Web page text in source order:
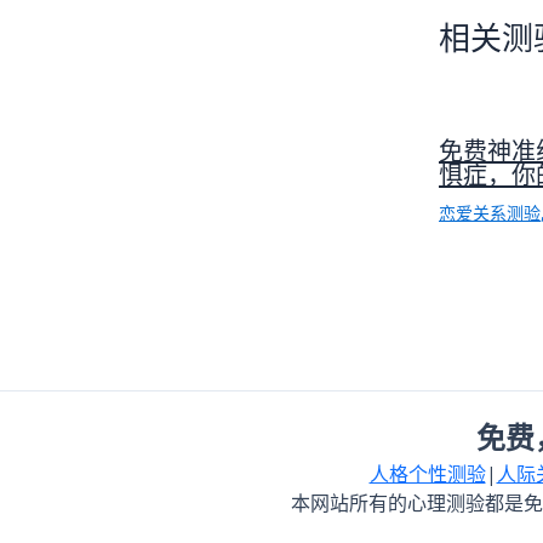
相关测
免费神
惧症，
恋爱关系测验
免
人格个性测验| 人际
本网站所有的心理测验都是